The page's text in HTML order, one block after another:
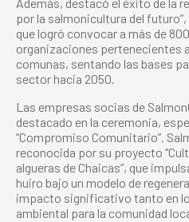
Además, destacó el éxito de la
por la salmonicultura del
que logró convocar a más de
organizaciones pertenecientes
comunas, sentando las bases
sector hacia 2050.
Las empresas socias de
destacado en la ceremonia,
“Compromiso Comunitario”.
reconocida por su proyecto
algueras de Chaicas”, que
huiro bajo un modelo de
impacto significativo tanto en
ambiental para la comunidad